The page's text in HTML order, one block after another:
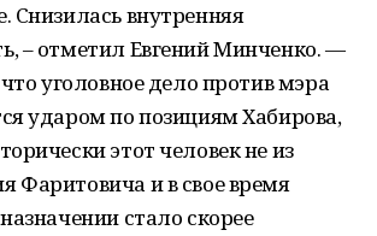
Снизилась внутренняя
– отметил Евгений Минченко. —
уголовное дело против мэра
ударом по позициям Хабирова,
этот человек не из
Фаритовича и в свое время
стало скорее